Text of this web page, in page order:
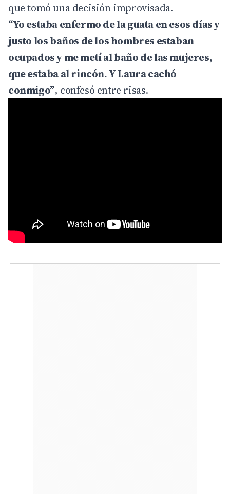
que tomó una decisión improvisada.
“Yo estaba enfermo de la guata en esos días y
justo los baños de los hombres estaban
ocupados y me metí al baño de las mujeres,
que estaba al rincón. Y Laura cachó
conmigo”, confesó entre risas.